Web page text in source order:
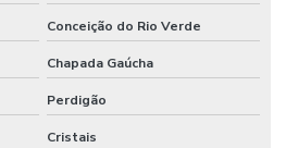
Conceição do Rio Verde
Chapada Gaúcha
Perdigão
Cristais